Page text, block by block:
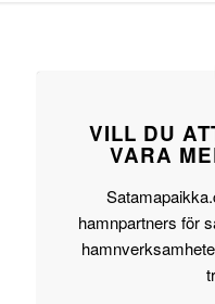
VILL DU
VARA
hamnpartners för